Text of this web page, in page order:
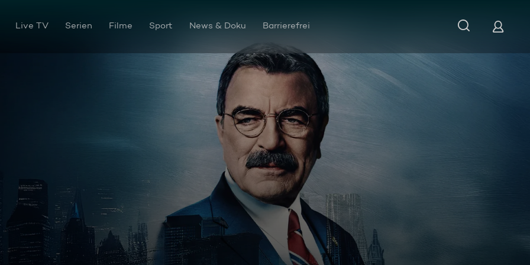
Live TV Serien Filme Sport News & Doku Barrierefrei